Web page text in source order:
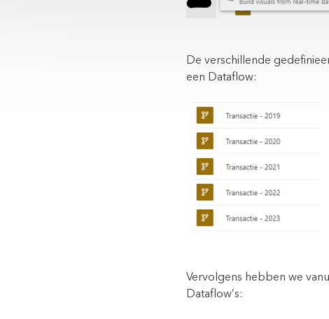
De verschillende
een Dataflow:
Vervolgens hebben we
Dataflow’s: